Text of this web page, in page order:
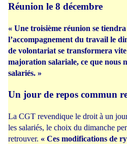
Réunion le 8 décembre
« Une troisième réunion se
l’accompagnement du travail le
de volontariat se transformera
majoration salariale, ce que nous
salariés. »
Un jour de repos commun
La CGT revendique le droit à un
les salariés, le choix du dimanche
retrouver. « Ces modifications de